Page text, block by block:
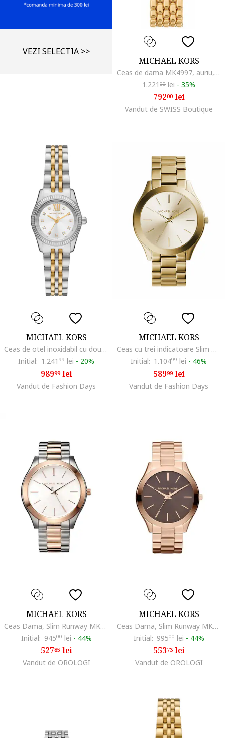
VEZI SELECTIA >>
MICHAEL KORS
Ceas de dama MK4997, auriu, fashion
1.22100lei - 35%
79200lei
Vandut de SWISS Boutique
MICHAEL KORS
Ceas de otel inoxidabil cu doua nuante, Argintiu/Auriu
Initial: 1.241 99 lei - 20%
98999lei
Vandut de Fashion Days
MICHAEL KORS
Ceas cu trei indicatoare Slim Runway, Auriu
Initial: 1.10499 lei - 46%
58999lei
Vandut de Fashion Days
MICHAEL KORS
Ceas Dama, Slim Runway MK3204B
Initial: 94500 lei - 44%
52785lei
Vandut de OROLOGI
MICHAEL KORS
Ceas Dama, Slim Runway MK3181
Initial: 99500 lei - 44%
55373lei
Vandut de OROLOGI